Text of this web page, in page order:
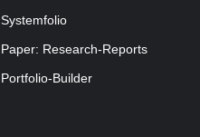
Systemfolio
Paper: Research-Reports
Portfolio-Builder